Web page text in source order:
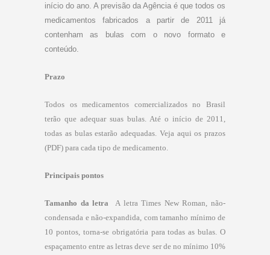
início do ano. A previsão da Agência é que todos os
medicamentos fabricados a partir de 2011 já
contenham as bulas com o novo formato e
conteúdo.
Prazo
Todos os medicamentos comercializados no Brasil
terão que adequar suas bulas. Até o início de 2011,
todas as bulas estarão adequadas. Veja aqui os prazos
(PDF) para cada tipo de medicamento.
Principais pontos
Tamanho da letra
A letra Times New Roman, não-
condensada e não-expandida, com tamanho mínimo de
10 pontos, torna-se obrigatória para todas as bulas. O
espaçamento entre as letras deve ser de no mínimo 10%